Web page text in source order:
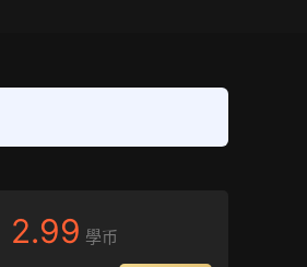
2.99 學币